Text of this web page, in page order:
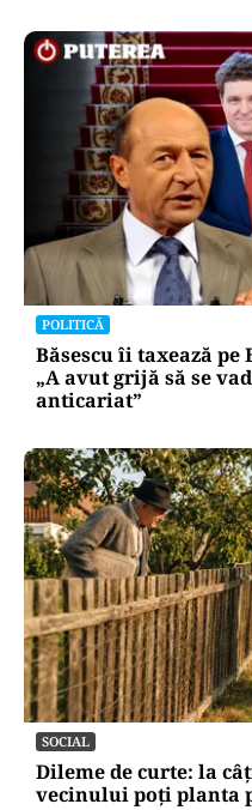
POLITICĂ
Băsescu îi taxează
„A avut grijă să se
anticariat”
SOCIAL
Dileme de curte: la
vecinului poți planta